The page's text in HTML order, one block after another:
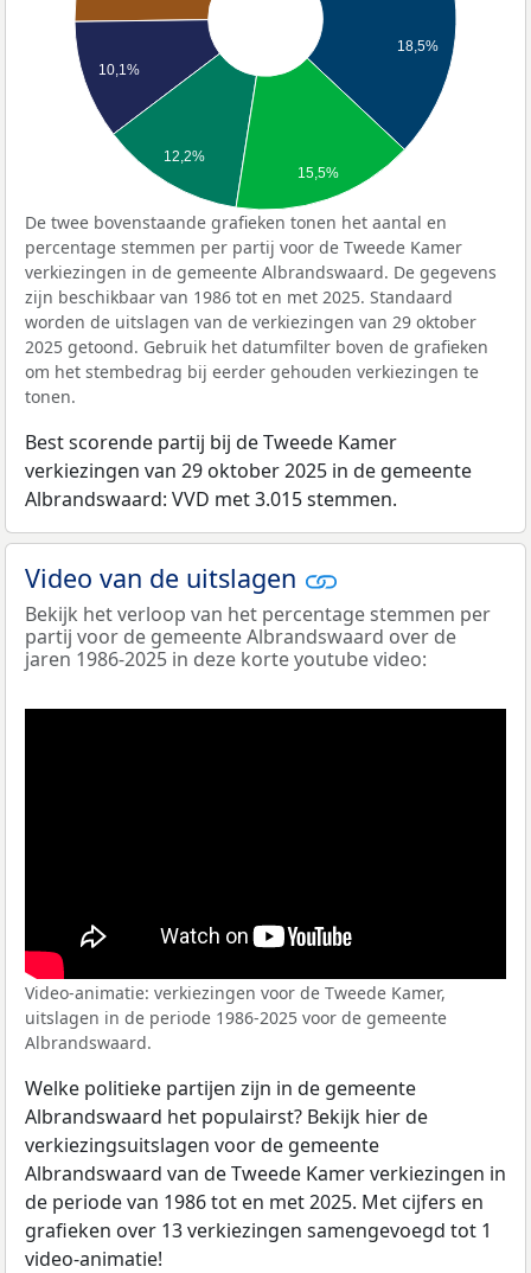
18,5%
10,1%
12,2%
15,5%
De twee bovenstaande grafieken tonen het aantal en
percentage stemmen per partij voor de Tweede Kamer
verkiezingen in de gemeente Albrandswaard. De gegevens
zijn beschikbaar van 1986 tot en met 2025. Standaard
worden de uitslagen van de verkiezingen van 29 oktober
2025 getoond. Gebruik het datumfilter boven de grafieken
om het stembedrag bij eerder gehouden verkiezingen te
tonen.
Best scorende partij bij de Tweede Kamer
verkiezingen van 29 oktober 2025 in de gemeente
Albrandswaard: VVD met 3.015 stemmen.
Video van de uitslagen
Bekijk het verloop van het percentage stemmen per
partij voor de gemeente Albrandswaard over de
jaren 1986-2025 in deze korte youtube video:
Video-animatie: verkiezingen voor de Tweede Kamer,
uitslagen in de periode 1986-2025 voor de gemeente
Albrandswaard.
Welke politieke partijen zijn in de gemeente
Albrandswaard het populairst? Bekijk hier de
verkiezingsuitslagen voor de gemeente
Albrandswaard van de Tweede Kamer verkiezingen in
de periode van 1986 tot en met 2025. Met cijfers en
grafieken over 13 verkiezingen samengevoegd tot 1
video-animatie!